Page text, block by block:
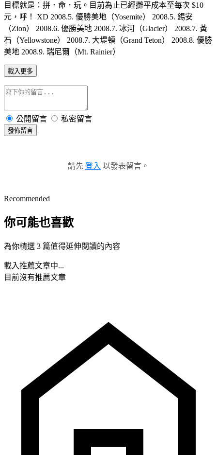
目標就是：拼．命．玩。目前為止已經攤平成本至每次 $10
元，呼！ XD 2008.5. 優勝美地（Yosemite） 2008.5. 錫安
（Zion） 2008.6. 優勝美地 2008.7. 冰河（Glacier） 2008.7. 黃
石（Yellowstone） 2008.7. 大堤頓（Grand Teton） 2008.8. 優勝
美地 2008.9. 瑞尼爾（Mt. Rainier）
載入更多
公開留言 私密留言
發佈留言
請先 登入 以發表留言。
Recommended
你可能也喜歡
為你精選 3 篇值得延伸閱讀的內容
載入推薦文章中...
目前沒有推薦文章